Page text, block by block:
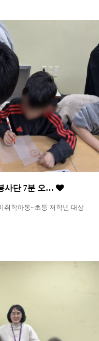
사단 7분 오…
취학아동~초등 저학년 대상